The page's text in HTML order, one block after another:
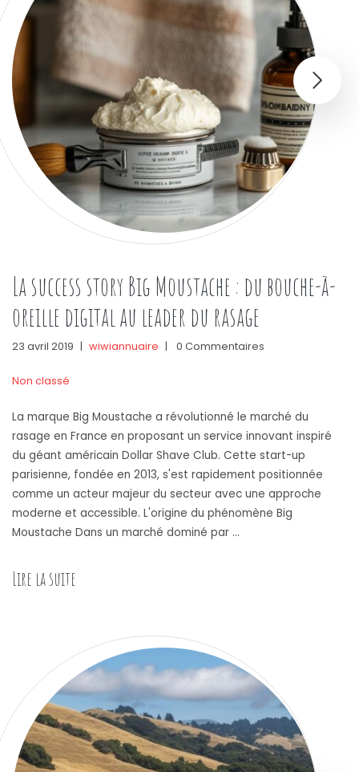
La success story Big Moustache : du bouche-à-
oreille digital au leader du rasage
23 avril 2019 | wiwiannuaire | 0 Commentaires
Non classé
La marque Big Moustache a révolutionné le marché du
rasage en France en proposant un service innovant inspiré
du géant américain Dollar Shave Club. Cette start-up
parisienne, fondée en 2013, s'est rapidement positionnée
comme un acteur majeur du secteur avec une approche
moderne et accessible. L'origine du phénomène Big
Moustache Dans un marché dominé par …
Lire la suite